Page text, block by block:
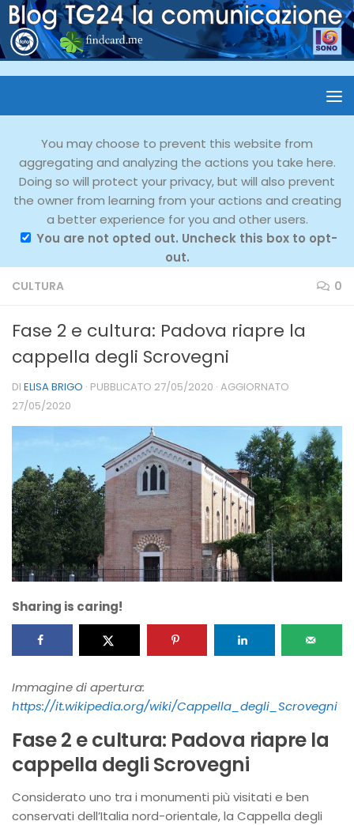
You may choose to prevent this website from
aggregating and analyzing the actions you take here.
Doing so will protect your privacy, but will also prevent
the owner from learning from your actions and creating
a better experience for you and other users.
You are not opted out. Uncheck this box to opt-
out.
CULTURA 0
Fase 2 e cultura: Padova riapre la
cappella degli Scrovegni
DI ELISA BRIGO · PUBBLICATO 27/05/2020 · AGGIORNATO
27/05/2020
Sharing is caring!
Immagine di apertura:
https://it.wikipedia.org/wiki/Cappella_degli_Scrovegni
Fase 2 e cultura: Padova riapre la
cappella degli Scrovegni
Considerato uno tra i monumenti più visitati e ben
conservati dell’Italia nord-orientale, la Cappella degli